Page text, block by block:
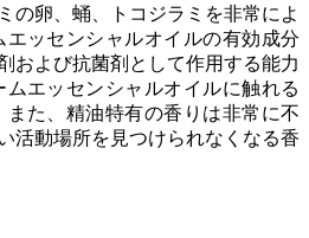
の卵、蛹、トコジラミを非常によ
エッセンシャルオイルの有効成分
および抗菌剤として作用する能力
エッセンシャルオイルに触れる
また、精油特有の香りは非常に不
活動場所を見つけられなくなる香